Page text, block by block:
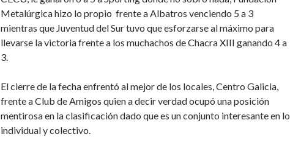
Metalúrgica hizo lo propio frente a Albatros venciendo 5 a 3
mientras que Juventud del Sur tuvo que esforzarse al máximo para
llevarse la victoria frente a los muchachos de Chacra XIII ganando 4 a
3.
El cierre de la fecha enfrentó al mejor de los locales, Centro Galicia,
frente a Club de Amigos quien a decir verdad ocupó una posición
mentirosa en la clasificación dado que es un conjunto interesante en lo
individual y colectivo.